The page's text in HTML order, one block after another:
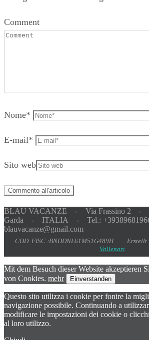
Comment
Nome*
E-mail*
Sito web
BLAU VACANZE - Via Frassino 2 -
Garda - ITALIA - Tel.:
blauvacanze@gmail.com
COD. FISC.:BNDDNL61M51G489H Erstellt
Vallenari
Mit dem Besuch dieser Website akzeptieren
von Cookies. mehr Einverstanden
Questo sito utilizza i cookie per fonire la
navigazione possibile. Continuando a
modificare le impostazioni dei cookie o
al loro utilizzo.